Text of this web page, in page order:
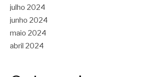
julho 2024
junho 2024
maio 2024
abril 2024